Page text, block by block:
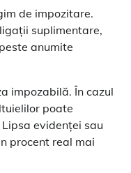
de impozitare.
suplimentare,
anumite
impozabilă. În cazul
poate
evidenței sau
procent real mai